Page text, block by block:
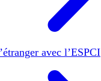
avec l’ESPCI